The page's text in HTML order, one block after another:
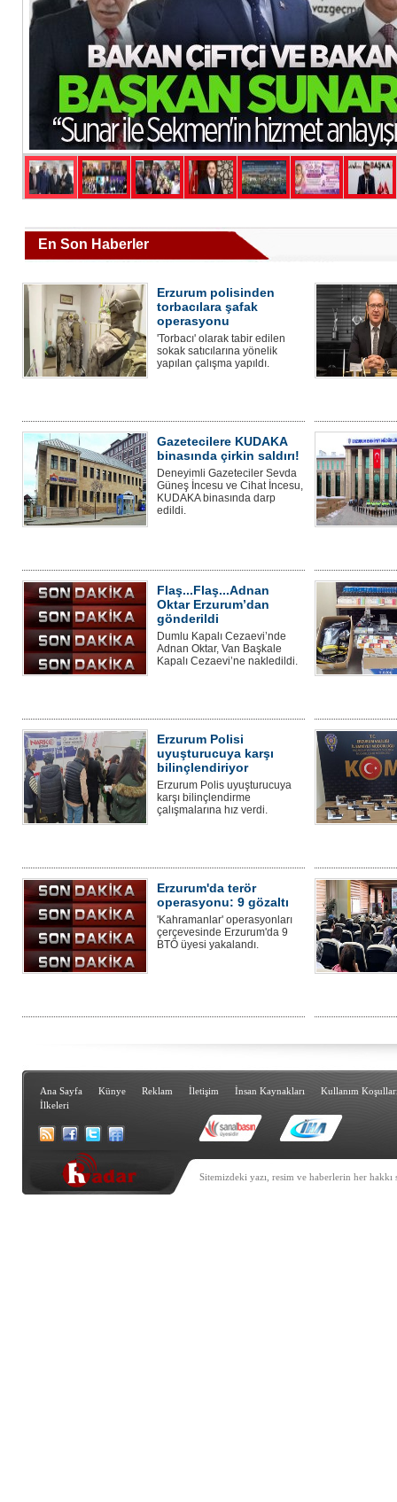
En Son Haberler
Erzurum polisinden
torbacılara şafak
operasyonu
'Torbacı' olarak tabir edilen
sokak satıcılarına yönelik
yapılan çalışma yapıldı.
Gazetecilere KUDAKA
binasında çirkin saldırı!
Deneyimli Gazeteciler Sevda
Güneş İncesu ve Cihat İncesu,
KUDAKA binasında darp
edildi.
Flaş...Flaş...Adnan
Oktar Erzurum’dan
gönderildi
Dumlu Kapalı Cezaevi’nde
Adnan Oktar, Van Başkale
Kapalı Cezaevi’ne nakledildi.
Erzurum Polisi
uyuşturucuya karşı
bilinçlendiriyor
Erzurum Polis uyuşturucuya
karşı bilinçlendirme
çalışmalarına hız verdi.
Erzurum'da terör
operasyonu: 9 gözaltı
'Kahramanlar' operasyonları
çerçevesinde Erzurum'da 9
BTÖ üyesi yakalandı.
Ana Sayfa Künye Reklam İletişim İnsan Kaynakları
Kullanım
İlkeleri
Sitemizdeki yazı, resim ve haberlerin her